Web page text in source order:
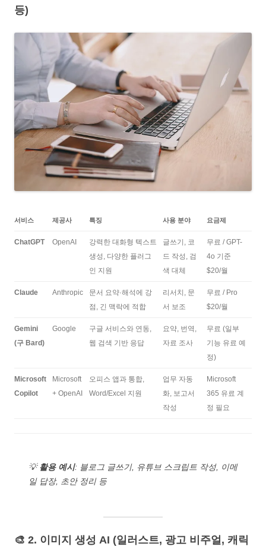
등)
서비스 제공사 특징 사용 분야 요금제
ChatGPT OpenAI
강력한 대화형 텍스트
생성, 다양한 플러그
인 지원
글쓰기, 코
드 작성, 검
색 대체
무료 / GPT-
4o 기준
$20/월
Claude Anthropic
문서 요약·해석에 강
점, 긴 맥락에 적합
리서치, 문
서 보조
무료 / Pro
$20/월
Gemini
(구 Bard)
Google
구글 서비스와 연동,
웹 검색 기반 응답
요약, 번역,
자료 조사
무료 (일부
기능 유료 예
정)
Microsoft
Copilot
Microsoft
+ OpenAI
오피스 앱과 통합,
Word/Excel 지원
업무 자동
화, 보고서
작성
Microsoft
365 유료 계
정 필요
💡 활용 예시: 블로그 글쓰기, 유튜브 스크립트 작성, 이메
일 답장, 초안 정리 등
🎨 2. 이미지 생성 AI (일러스트, 광고 비주얼, 캐릭